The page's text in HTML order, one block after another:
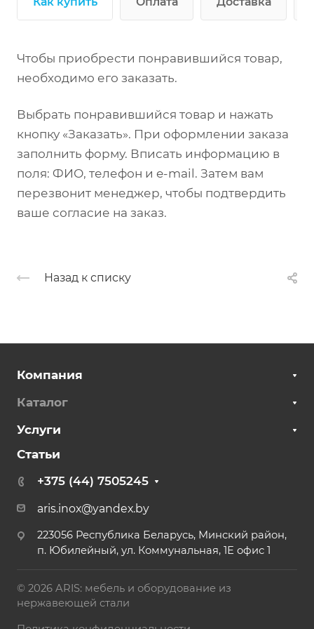
Чтобы приобрести понравившийся товар,
необходимо его заказать.
Выбрать понравившийся товар и нажать
кнопку «Заказать». При оформлении заказа
заполнить форму. Вписать информацию в
поля: ФИО, телефон и e-mail. Затем вам
перезвонит менеджер, чтобы подтвердить
ваше согласие на заказ.
Назад к списку
Компания
Каталог
Услуги
Статьи
+375 (44) 7505245
aris.inox@yandex.by
223056 Республика Беларусь, Минский район,
п. Юбилейный, ул. Коммунальная, 1Е офис 1
© 2026 ARIS: мебель и оборудование из
нержавеющей стали